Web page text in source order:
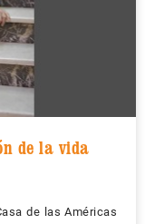
de la vida
de las Américas